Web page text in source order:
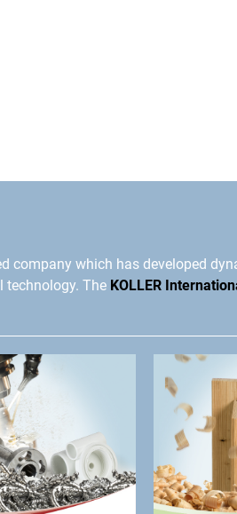
company which has developed
technology. The KOLLER